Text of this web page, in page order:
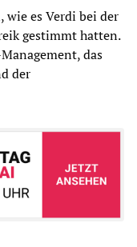
wie es Verdi bei der
gestimmt hatten.
das
der